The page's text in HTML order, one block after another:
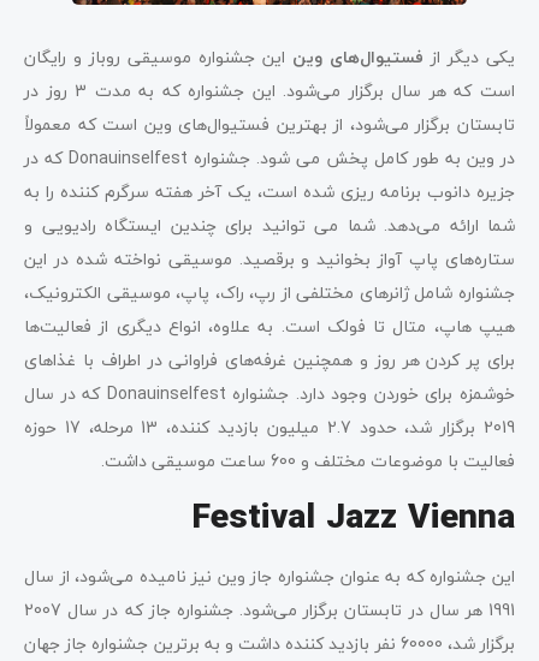
یکی دیگر از فستیوال‌های وین این جشنواره موسیقی روباز و رایگان
است که هر سال برگزار می‌شود. این جشنواره که به مدت 3 روز در
تابستان برگزار می‌شود، از بهترین فستیوال‌های وین است که معمولاً
در وین به طور کامل پخش می شود. جشنواره Donauinselfest که در
جزیره دانوب برنامه ریزی شده است، یک آخر هفته سرگرم کننده را به
شما ارائه می‌دهد. شما می توانید برای چندین ایستگاه رادیویی و
ستاره‌های پاپ آواز بخوانید و برقصید. موسیقی نواخته شده در این
جشنواره شامل ژانرهای مختلفی از رپ، راک، پاپ، موسیقی الکترونیک،
هیپ هاپ، متال تا فولک است. به علاوه، انواع دیگری از فعالیت‌ها
برای پر کردن هر روز و همچنین غرفه‌های فراوانی در اطراف با غذاهای
خوشمزه برای خوردن وجود دارد. جشنواره Donauinselfest که در سال
2019 برگزار شد، حدود 2.7 میلیون بازدید کننده، 13 مرحله، 17 حوزه
فعالیت با موضوعات مختلف و 600 ساعت موسیقی داشت.
Festival Jazz Vienna
این جشنواره که به عنوان جشنواره جاز وین نیز نامیده می‌شود، از سال
1991 هر سال در تابستان برگزار می‌شود. جشنواره جاز که در سال 2007
برگزار شد، 60000 نفر بازدید کننده داشت و به برترین جشنواره جاز جهان